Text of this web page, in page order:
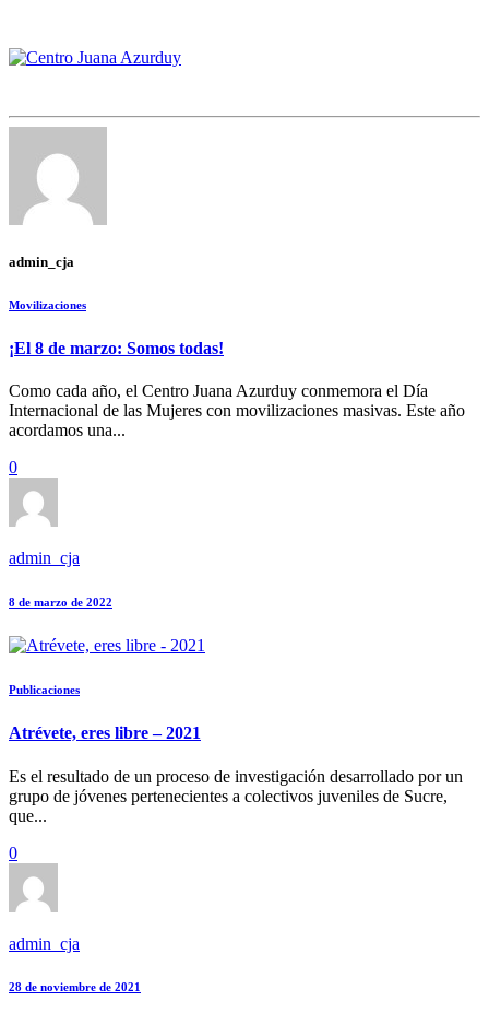
admin_cja
Movilizaciones
¡El 8 de marzo: Somos todas!
Como cada año, el Centro Juana Azurduy conmemora el Día
Internacional de las Mujeres con movilizaciones masivas. Este año
acordamos una...
0
admin_cja
8 de marzo de 2022
Publicaciones
Atrévete, eres libre – 2021
Es el resultado de un proceso de investigación desarrollado por un
grupo de jóvenes pertenecientes a colectivos juveniles de Sucre,
que...
0
admin_cja
28 de noviembre de 2021